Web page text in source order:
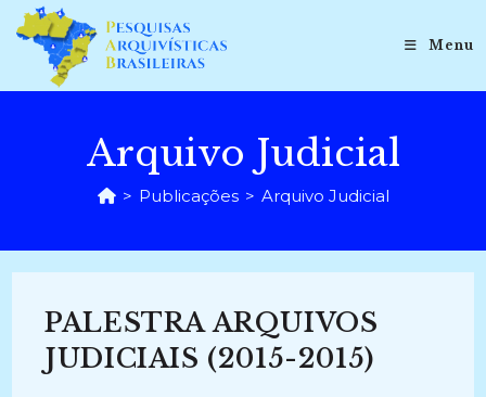
para
conteúdo
Menu
Arquivo Judicial
> Publicações > Arquivo Judicial
PALESTRA ARQUIVOS
JUDICIAIS (2015-2015)